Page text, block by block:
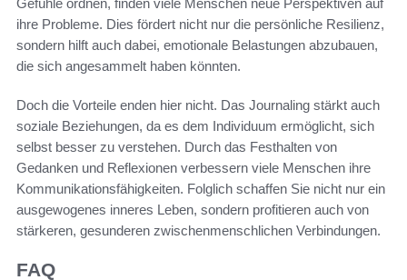
ihre Probleme. Dies fördert nicht nur die persönliche Resilienz,
sondern hilft auch dabei, emotionale Belastungen abzubauen,
die sich angesammelt haben könnten.
Doch die Vorteile enden hier nicht. Das Journaling stärkt auch
soziale Beziehungen, da es dem Individuum ermöglicht, sich
selbst besser zu verstehen. Durch das Festhalten von
Gedanken und Reflexionen verbessern viele Menschen ihre
Kommunikationsfähigkeiten. Folglich schaffen Sie nicht nur ein
ausgewogenes inneres Leben, sondern profitieren auch von
stärkeren, gesunderen zwischenmenschlichen Verbindungen.
FAQ